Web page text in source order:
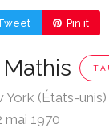
Pin it
York (États-unis)
mai 1970